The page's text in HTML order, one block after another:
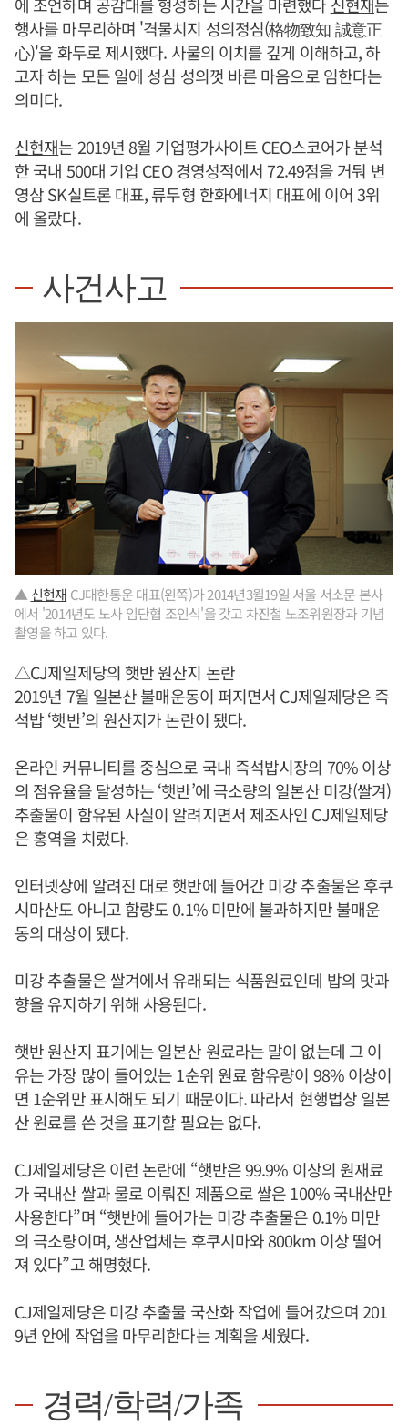
행사를 마무리하며 '격물치지 성의정심(格物致知 誠意正
心)'을 화두로 제시했다. 사물의 이치를 깊게 이해하고, 하
고자 하는 모든 일에 성심 성의껏 바른 마음으로 임한다는
의미다.
신현재는 2019년 8월 기업평가사이트 CEO스코어가 분석
한 국내 500대 기업 CEO 경영성적에서 72.49점을 거둬 변
영삼 SK실트론 대표, 류두형 한화에너지 대표에 이어 3위
에 올랐다.
사건사고
▲ 신현재 CJ대한통운 대표(왼쪽)가 2014년3월19일 서울 서소문 본사
에서 '2014년도 노사 임단협 조인식'을 갖고 차진철 노조위원장과 기념
촬영을 하고 있다.
△CJ제일제당의 햇반 원산지 논란
2019년 7월 일본산 불매운동이 퍼지면서 CJ제일제당은 즉
석밥 ‘햇반’의 원산지가 논란이 됐다.
온라인 커뮤니티를 중심으로 국내 즉석밥시장의 70% 이상
의 점유율을 달성하는 ‘햇반’에 극소량의 일본산 미강(쌀겨)
추출물이 함유된 사실이 알려지면서 제조사인 CJ제일제당
은 홍역을 치렀다.
인터넷상에 알려진 대로 햇반에 들어간 미강 추출물은 후쿠
시마산도 아니고 함량도 0.1% 미만에 불과하지만 불매운
동의 대상이 됐다.
미강 추출물은 쌀겨에서 유래되는 식품원료인데 밥의 맛과
향을 유지하기 위해 사용된다.
햇반 원산지 표기에는 일본산 원료라는 말이 없는데 그 이
유는 가장 많이 들어있는 1순위 원료 함유량이 98% 이상이
면 1순위만 표시해도 되기 때문이다. 따라서 현행법상 일본
산 원료를 쓴 것을 표기할 필요는 없다.
CJ제일제당은 이런 논란에 “햇반은 99.9% 이상의 원재료
가 국내산 쌀과 물로 이뤄진 제품으로 쌀은 100% 국내산만
사용한다”며 “햇반에 들어가는 미강 추출물은 0.1% 미만
의 극소량이며, 생산업체는 후쿠시마와 800km 이상 떨어
져 있다”고 해명했다.
CJ제일제당은 미강 추출물 국산화 작업에 들어갔으며 201
9년 안에 작업을 마무리한다는 계획을 세웠다.
경력/학력/가족